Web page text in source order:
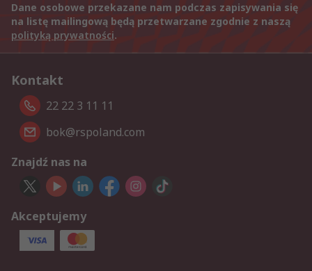
Dane osobowe przekazane nam podczas zapisywania się
na listę mailingową będą przetwarzane zgodnie z naszą
polityką prywatności.
Kontakt
22 22 3 11 11
bok@rspoland.com
Znajdź nas na
Akceptujemy